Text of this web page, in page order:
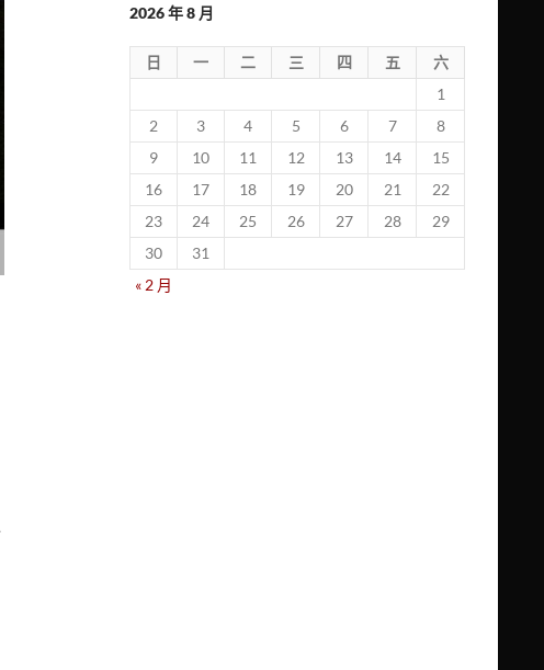
2026 年 8 月
日 一 二 三 四 五
六
1
2
3 4 5 6 7
8
9
10 11 12 13 14
15
16
17 18 19 20 21
22
23
24 25 26 27 28
29
30
31
« 2 月